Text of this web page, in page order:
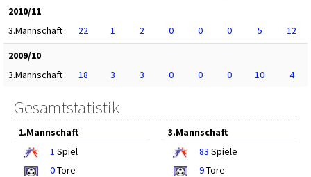
2010/11
3.Mannschaft
22 1 2 0 0 0 5
12
2009/10
3.Mannschaft
18 3 3 0 0 0 10 4
Gesamtstatistik
1.Mannschaft
1 Spiel
0Tore
3.Mannschaft
83 Spiele
9Tore